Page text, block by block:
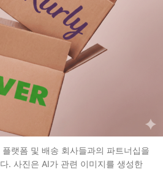
랫폼 및 배송 회사들과의 파트너십을
. 사진은 AI가 관련 이미지를 생성한